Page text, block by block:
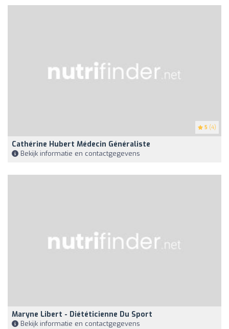
5 (4)
Cathérine Hubert Médecin Généraliste
Bekijk informatie en contactgegevens
Maryne Libert - Diététicienne Du Sport
Bekijk informatie en contactgegevens